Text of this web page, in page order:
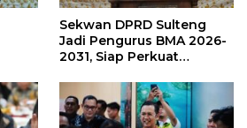
Sekwan DPRD Sulteng
Jadi Pengurus BMA 2026-
2031, Siap Perkuat